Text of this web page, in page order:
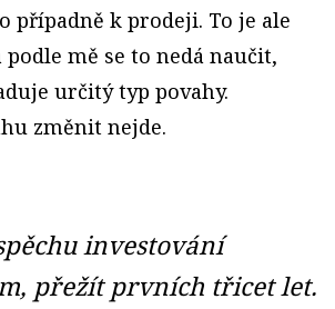
případně k prodeji. To je ale
podle mě se to nedá naučit,
určitý typ povahy.
změnit nejde.
investování
přežít prvních třicet let.